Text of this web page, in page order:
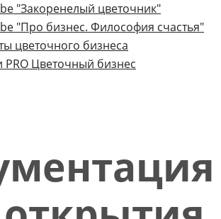
"Закоренелый цветочник"
"Про бизнес. Философия счастья"
цветочного бизнеса
PRO Цветочный бизнес